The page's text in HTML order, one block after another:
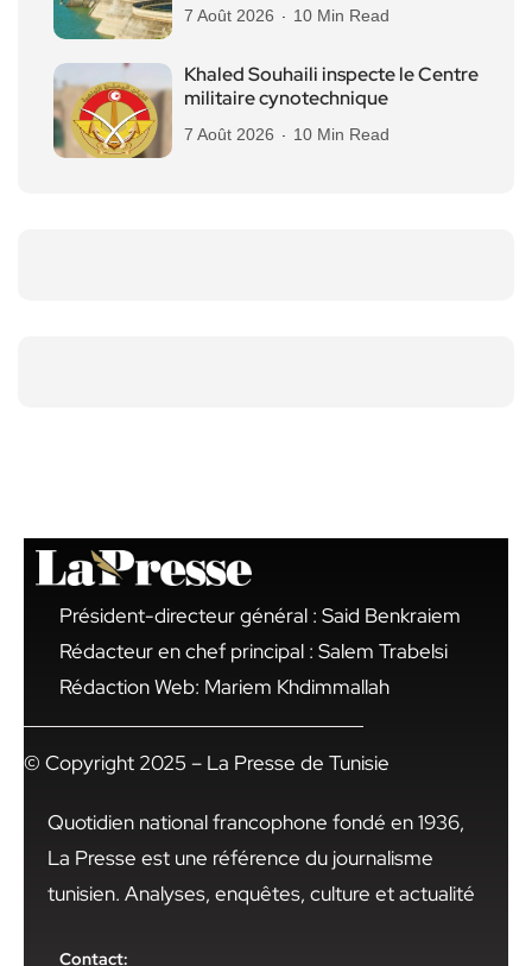
7 Août 2026 10 Min Read
Khaled Souhaili inspecte le Centre
militaire cynotechnique
7 Août 2026 10 Min Read
Président-directeur général : Said Benkraiem
Rédacteur en chef principal : Salem Trabelsi
Rédaction Web: Mariem Khdimmallah
© Copyright 2025 – La Presse de Tunisie
Quotidien national francophone fondé en 1936,
La Presse est une référence du journalisme
tunisien. Analyses, enquêtes, culture et actualité
Contact: